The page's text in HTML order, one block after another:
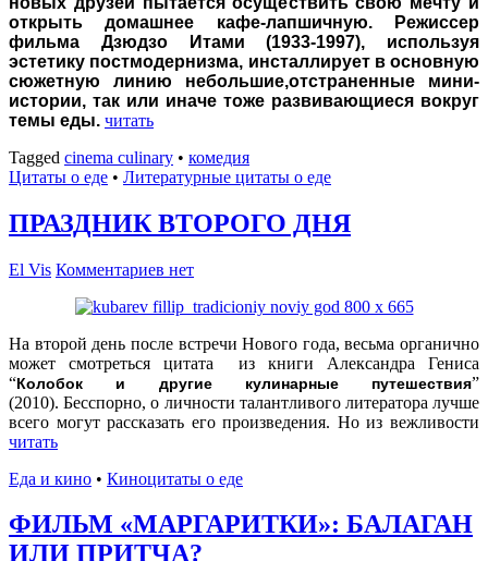
открыть домашнее кафе-лапшичную. Режиссер
фильма Дзюдзо Итами (1933-1997), используя
эстетику постмодернизма, инсталлирует в основную
сюжетную линию небольшие,отстраненные мини-
истории, так или иначе тоже развивающиеся вокруг
темы еды. читать
Tagged cinema culinary • комедия
Цитаты о еде • Литературные цитаты o еде
ПРАЗДНИК ВТОРОГО ДНЯ
El Vis Комментариев нет
На второй день после встречи Нового года, весьма органично
может смотреться цитата из книги Александра Гениса
“Колобок и другие кулинарные путешествия”
(2010). Бесспорно, о личности талантливого литератора лучше
всего могут рассказать его произведения. Но из вежливости
читать
Еда и кино • Киноцитаты о еде
ФИЛЬМ «МАРГАРИТКИ»: БАЛАГАН
ИЛИ ПРИТЧА?